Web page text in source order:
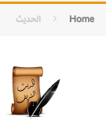
Home الحديث